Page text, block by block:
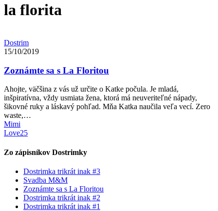
la florita
Dostrim
15/10/2019
Zoznámte sa s La Floritou
Ahojte, väčšina z vás už určite o Katke počula. Je mladá,
inšpiratívna, vždy usmiata žena, ktorá má neuveriteľné nápady,
šikovné ruky a láskavý pohľad. Mňa Katka naučila veľa vecí. Zero
waste,…
Mimi
Love25
Zo zápisníkov Dostrimky
Dostrimka trikrát inak #3
Svadba M&M
Zoznámte sa s La Floritou
Dostrimka trikrát inak #2
Dostrimka trikrát inak #1